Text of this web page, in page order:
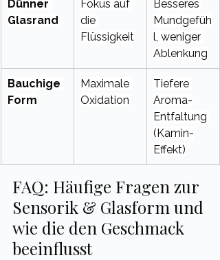
Dünner
Glasrand
Fokus auf
die
Flüssigkeit
Besseres
Mundgefüh
l, weniger
Ablenkung
Bauchige
Form
Maximale
Oxidation
Tiefere
Aroma-
Entfaltung
(Kamin-
Effekt)
FAQ: Häufige Fragen zur
Sensorik & Glasform und
wie die den Geschmack
beeinflusst